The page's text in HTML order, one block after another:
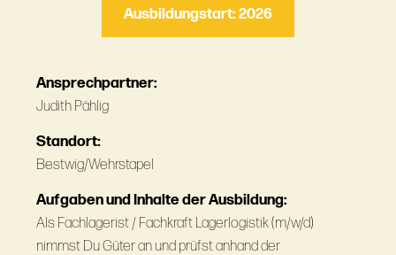
Ausbildungstart: 2026
Ansprechpartner:
Judith Pählig
Standort:
Bestwig/Wehrstapel
Aufgaben und Inhalte der Ausbildung:
Als Fachlagerist / Fachkraft Lagerlogistik (m/w/d)
nimmst Du Güter an und prüfst anhand der